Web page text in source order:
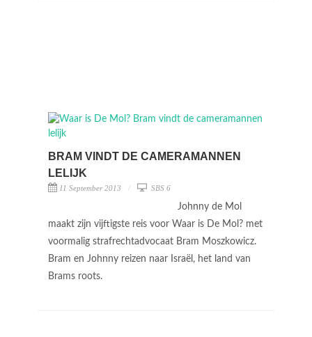
BRAM VINDT DE CAMERAMANNEN
LELIJK
11 September 2013 SBS 6
Johnny de Mol
maakt zijn vijftigste reis voor Waar is De Mol? met
voormalig strafrechtadvocaat Bram Moszkowicz.
Bram en Johnny reizen naar Israël, het land van
Brams roots.